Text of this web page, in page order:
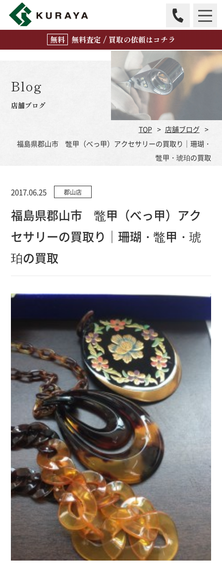
無料査定 / 買取の依頼はコチラ
Blog
店舗ブログ
TOP
店舗ブログ
福島県郡山市 鼈甲（べっ甲）アクセサリーの買取り｜珊瑚・
鼈甲・琥珀の買取
2017.06.25 郡山店
福島県郡山市 鼈甲（べっ甲）アク
セサリーの買取り｜珊瑚・鼈甲・琥
珀の買取